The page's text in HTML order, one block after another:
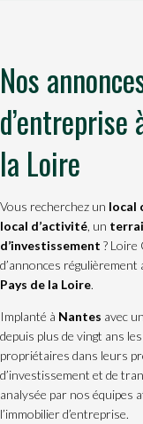
Nos
d’entreprise
la Loire
Vous recherchez un local
local d’activité , un
d’investissement ? Loire
d’annonces régulièrement
Pays de la Loire.
Implanté à Nantes avec
depuis plus de vingt ans
propriétaires dans leurs
d’investissement et de
analysée par nos équipes
l’immobilier d’entreprise.